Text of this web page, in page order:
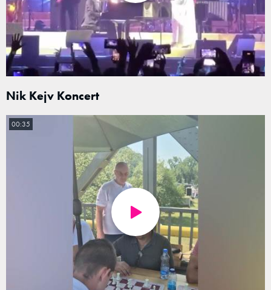
Nik Kejv Koncert
00:35